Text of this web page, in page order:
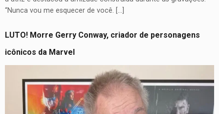
“Nunca vou me esquecer de você. […]
LUTO! Morre Gerry Conway, criador de personagens
icônicos da Marvel